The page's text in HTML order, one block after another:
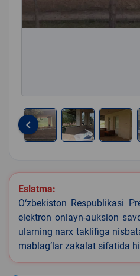
of
8
keyboard_arrow_left
Eslatma:
O‘zbekiston Respublikasi
elektron onlayn-auksion
ularning narx taklifiga
mablag‘lar zakalat sifatida